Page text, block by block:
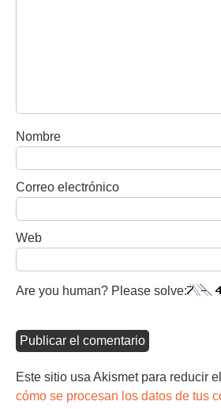
Nombre
Correo electrónico
Web
Are you human? Please solve:
Este sitio usa Akismet para reducir
cómo se procesan los datos de tus